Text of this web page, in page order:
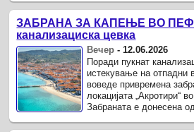
почнале со ...
ЗАБРАНА ЗА КАПЕЊЕ ВО
канализациска цевка
Вечер - 12.06.2026
Поради пукнат
истекување на отпадни
воведе привремена
локацијата „Акротири“
Забраната е донесена